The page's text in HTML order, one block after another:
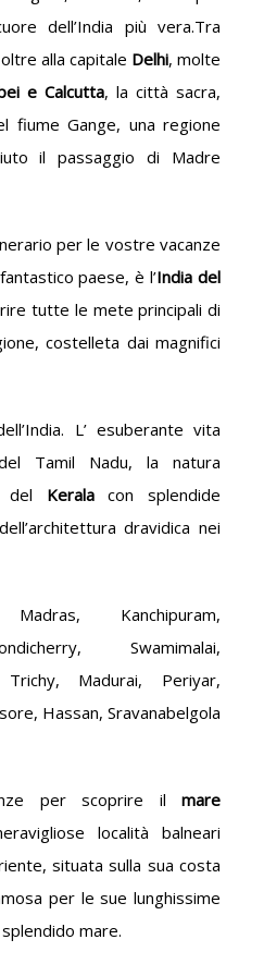
dell’India più vera.Tra
alla capitale Delhi, molte
e Calcutta, la città sacra,
fiume Gange, una regione
il passaggio di Madre
per le vostre vacanze
paese, è l’India del
tutte le mete principali di
costelleta dai magnifici
L’ esuberante vita
Tamil Nadu, la natura
del Keralacon splendide
dravidica nei
Kanchipuram,
Swamimalai,
Madurai, Periyar,
Hassan, Sravanabelgola
per scoprire il mare
località balneari
situata sulla sua costa
per le sue lunghissime
mare.